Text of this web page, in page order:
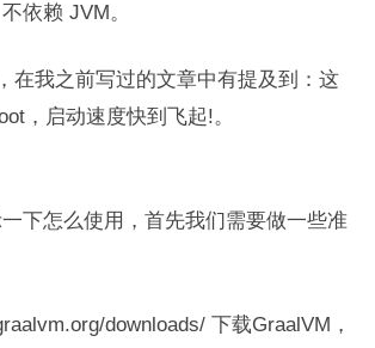
依赖 JVM。
在我之前写过的文章中有提及到：这
，启动速度快到飞起!。
下怎么使用，首先我们需要做一些准
downloads/ 下载GraalVM，